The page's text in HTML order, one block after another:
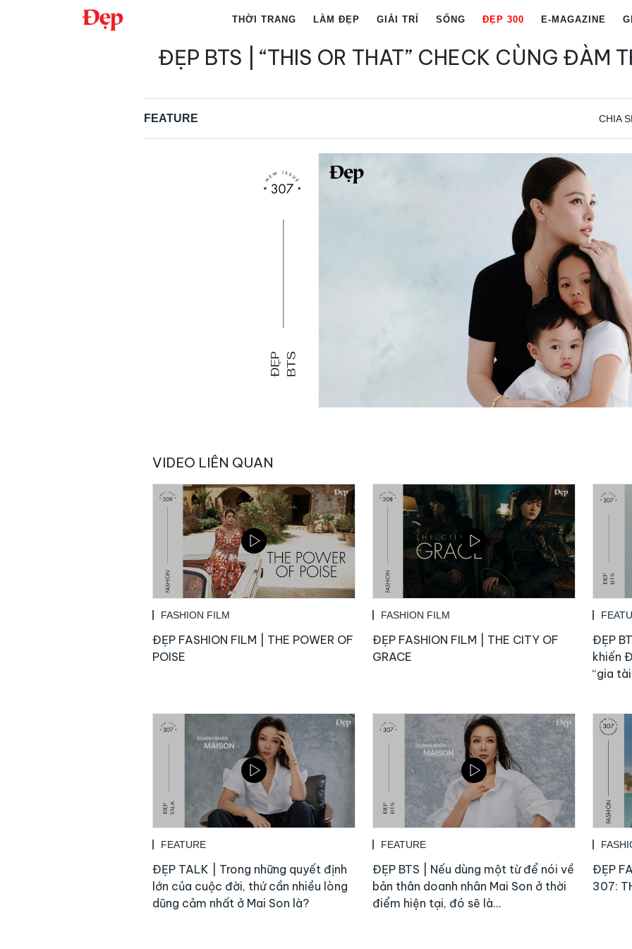
THỜI TRANG LÀM ĐẸP GIẢI TRÍ SỐNG ĐẸP 300 E-MAGAZINE
TìmĐẸP BTS | “THIS OR THAT” CHECK CÙNG ĐÀM
FEATURE CHIA
VIDEO LIÊN QUAN
FASHION FILM
ĐẸP FASHION FILM | THE POWER OF
POISE
FASHION FILM
ĐẸP FASHION FILM | THE CITY OF
GRACE
ĐẸP
khiến
“gia
FEATURE
ĐẸP TALK | Trong những quyết định
lớn của cuộc đời, thứ cần nhiều lòng
dũng cảm nhất ở Mai Son là?
FEATURE
ĐẸP BTS | Nếu dùng một từ để nói về
bản thân doanh nhân Mai Son ở thời
điểm hiện tại, đó sẽ là…
ĐẸP
307: